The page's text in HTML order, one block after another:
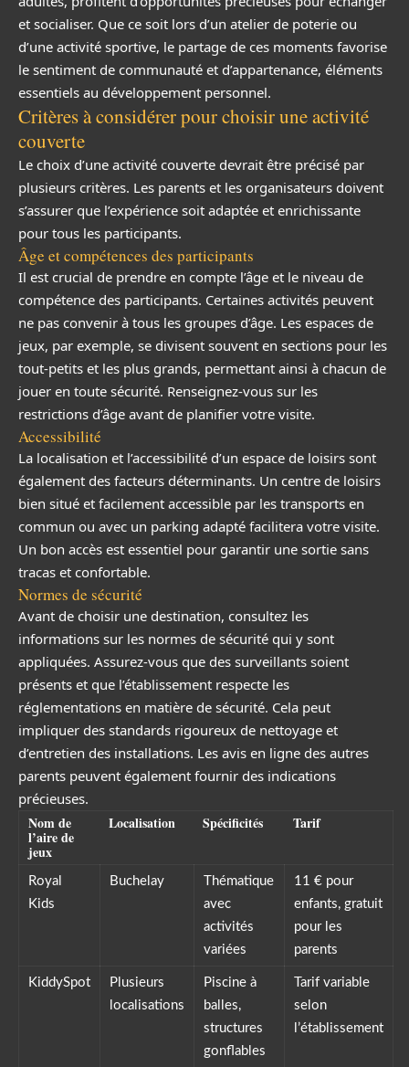
et socialiser. Que ce soit lors d’un atelier de poterie ou
d’une activité sportive, le partage de ces moments favorise
le sentiment de communauté et d’appartenance, éléments
essentiels au développement personnel.
Critères à considérer pour choisir une activité
couverte
Le choix d’une activité couverte devrait être précisé par
plusieurs critères. Les parents et les organisateurs doivent
s’assurer que l’expérience soit adaptée et enrichissante
pour tous les participants.
Âge et compétences des participants
Il est crucial de prendre en compte l’âge et le niveau de
compétence des participants. Certaines activités peuvent
ne pas convenir à tous les groupes d’âge. Les espaces de
jeux, par exemple, se divisent souvent en sections pour les
tout-petits et les plus grands, permettant ainsi à chacun de
jouer en toute sécurité. Renseignez-vous sur les
restrictions d’âge avant de planifier votre visite.
Accessibilité
La localisation et l’accessibilité d’un espace de loisirs sont
également des facteurs déterminants. Un centre de loisirs
bien situé et facilement accessible par les transports en
commun ou avec un parking adapté facilitera votre visite.
Un bon accès est essentiel pour garantir une sortie sans
tracas et confortable.
Normes de sécurité
Avant de choisir une destination, consultez les
informations sur les normes de sécurité qui y sont
appliquées. Assurez-vous que des surveillants soient
présents et que l’établissement respecte les
réglementations en matière de sécurité. Cela peut
impliquer des standards rigoureux de nettoyage et
d’entretien des installations. Les avis en ligne des autres
parents peuvent également fournir des indications
précieuses.
Nom de
l’aire de
jeux
Localisation Spécificités Tarif
Royal
Kids
Buchelay
Thématique
avec
activités
variées
11 € pour
enfants, gratuit
pour les
parents
KiddySpot
Plusieurs
localisations
Piscine à
balles,
structures
gonflables
Tarif variable
selon
l’établissement